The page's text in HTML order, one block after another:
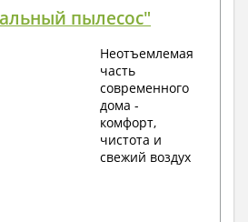
пылесос"
Неотъемлемая
часть
современного
дома -
комфорт,
чистота и
свежий воздух